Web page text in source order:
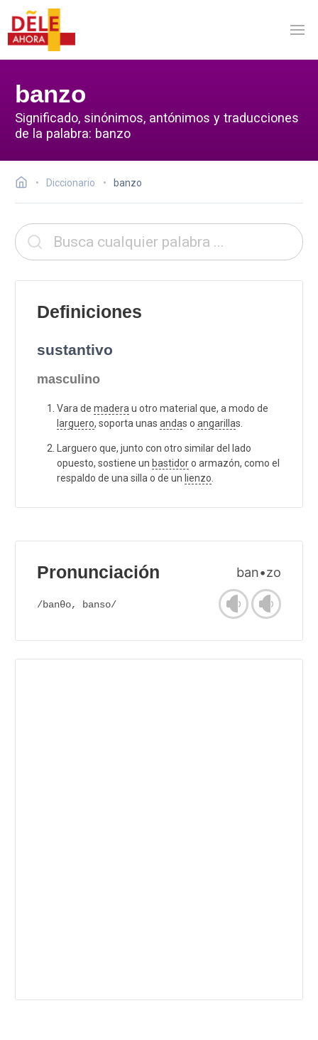
banzo
Significado, sinónimos, antónimos y traducciones
de la palabra: banzo
Diccionario banzo
Definiciones
sustantivo
masculino
Vara de madera u otro material que, a modo de
larguero, soporta unas andas o angarillas.
Larguero que, junto con otro similar del lado
opuesto, sostiene un bastidoro armazón, como el
respaldo de una silla o de un lienzo
Pronunciación ban•zo
/banθo, banso/